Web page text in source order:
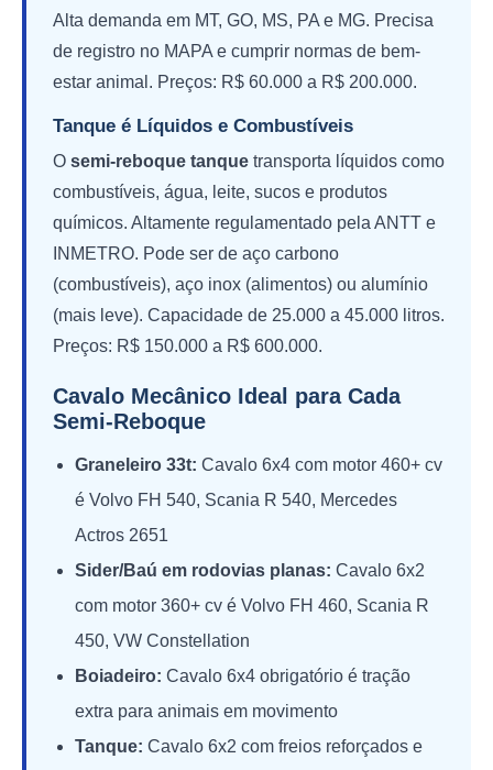
Alta demanda em MT, GO, MS, PA e MG. Precisa
de registro no MAPA e cumprir normas de bem-
estar animal. Preços: R$ 60.000 a R$ 200.000.
Tanque é Líquidos e Combustíveis
O semi-reboque tanque transporta líquidos como
combustíveis, água, leite, sucos e produtos
químicos. Altamente regulamentado pela ANTT e
INMETRO. Pode ser de aço carbono
(combustíveis), aço inox (alimentos) ou alumínio
(mais leve). Capacidade de 25.000 a 45.000 litros.
Preços: R$ 150.000 a R$ 600.000.
Cavalo Mecânico Ideal para Cada
Semi-Reboque
Graneleiro 33t: Cavalo 6x4 com motor 460+ cv
é Volvo FH 540, Scania R 540, Mercedes
Actros 2651
Sider/Baú em rodovias planas: Cavalo 6x2
com motor 360+ cv é Volvo FH 460, Scania R
450, VW Constellation
Boiadeiro: Cavalo 6x4 obrigatório é tração
extra para animais em movimento
Tanque: Cavalo 6x2 com freios reforçados e